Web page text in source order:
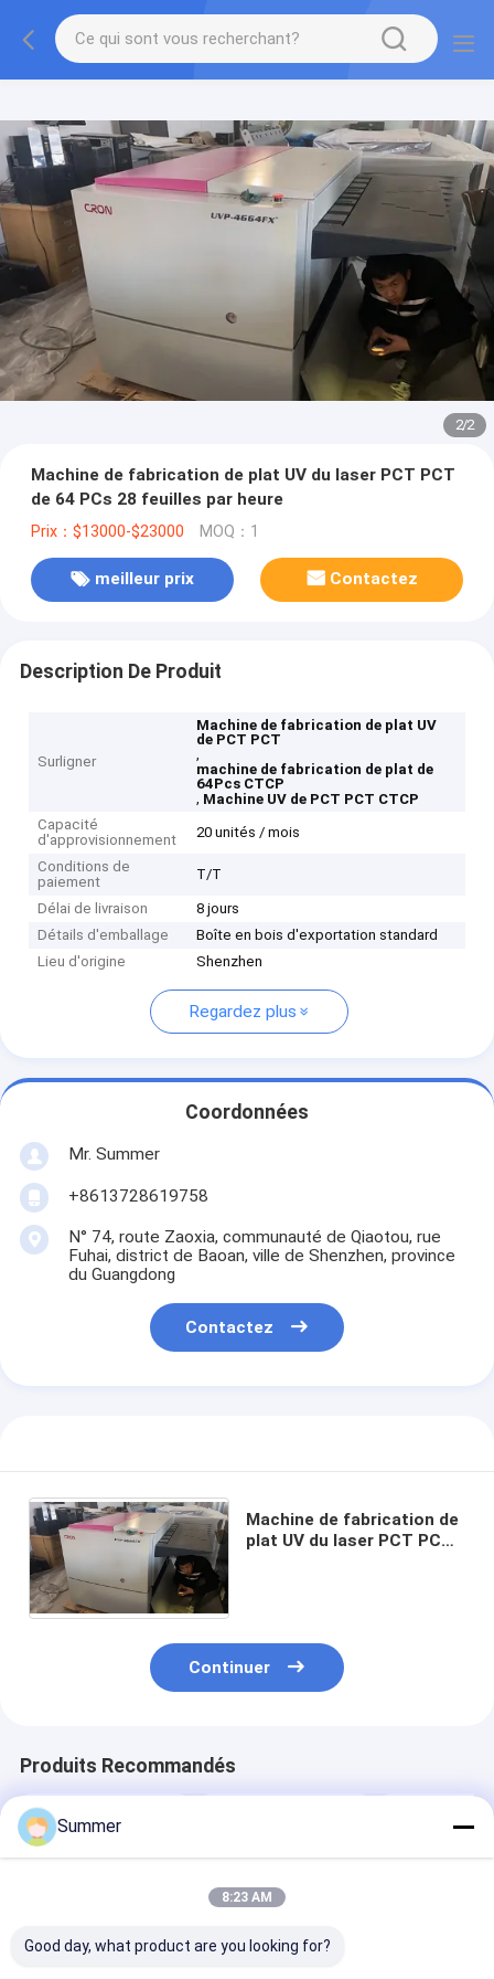
2/2
Machine de fabrication de plat UV du laser PCT PCT
de 64 PCs 28 feuilles par heure
Prix：$13000-$23000 MOQ：1
meilleur prix Contactez
Description De Produit
Surligner
Machine de fabrication de plat UV
de PCT PCT
,
machine de fabrication de plat de
64Pcs CTCP
, Machine UV de PCT PCT CTCP
Capacité
d'approvisionnement
20 unités / mois
Conditions de
paiement
T/T
Délai de livraison
8 jours
Détails d'emballage
Boîte en bois d'exportation standard
Lieu d'origine
Shenzhen
Regardez plus
Coordonnées
Mr. Summer
+8613728619758
N° 74, route Zaoxia, communauté de Qiaotou, rue
Fuhai, district de Baoan, ville de Shenzhen, province
du Guangdong
Contactez
Machine de fabrication de
plat UV du laser PCT PCT
Continuer
Produits Recommandés
Summer
8:23 AM
Good day, what product are you looking for?